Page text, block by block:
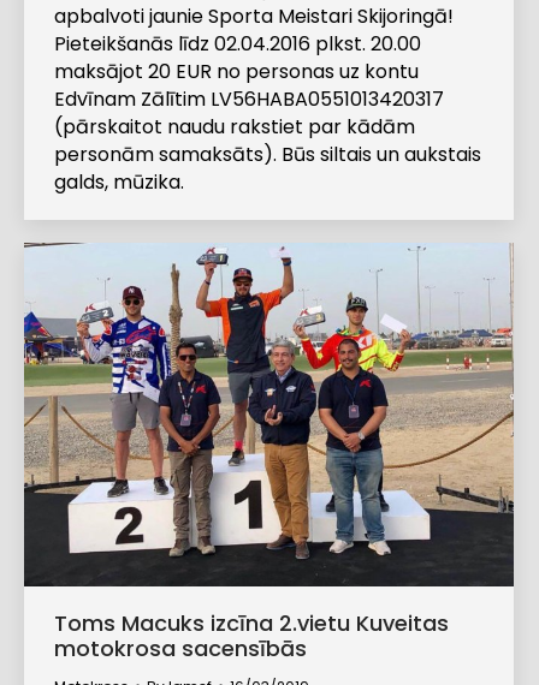
apbalvoti jaunie Sporta Meistari Skijoringā!
Pieteikšanās līdz 02.04.2016 plkst. 20.00
maksājot 20 EUR no personas uz kontu
Edvīnam Zālītim LV56HABA0551013420317
(pārskaitot naudu rakstiet par kādām
personām samaksāts). Būs siltais un aukstais
galds, mūzika.
Toms Macuks izcīna 2.vietu Kuveitas
motokrosa sacensībās